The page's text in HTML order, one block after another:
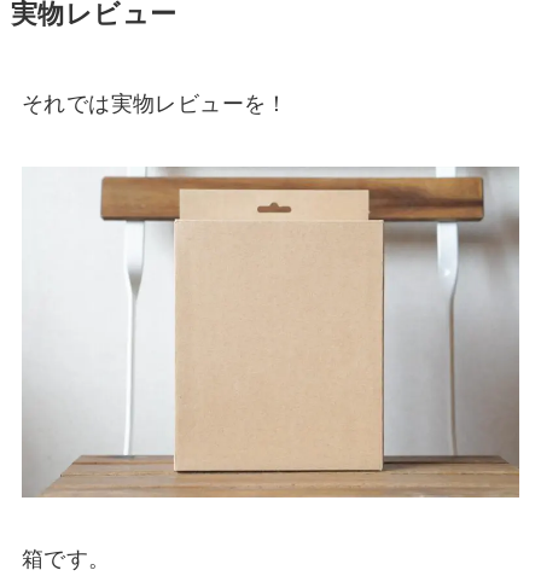
実物レビュー
それでは実物レビューを！
箱です。